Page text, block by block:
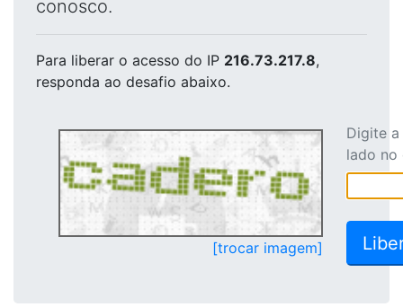
conosco.
Para liberar o acesso do IP 216.73.217.8,
responda ao desafio abaixo.
[trocar imagem]
Digite
lado no